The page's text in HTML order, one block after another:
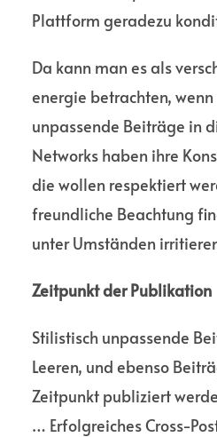
Plattform geradezu
Da kann man es als
energie betrachten,
unpassende Beiträge in
Networks haben ihre
die wollen respek­tiert
freund­liche Beachtung
unter Umständen
Zeitpunkt der Publikation
Stilistisch unpassende
Leeren, und ebenso
Zeitpunkt publi­ziert
… Erfolg­reiches Cross-